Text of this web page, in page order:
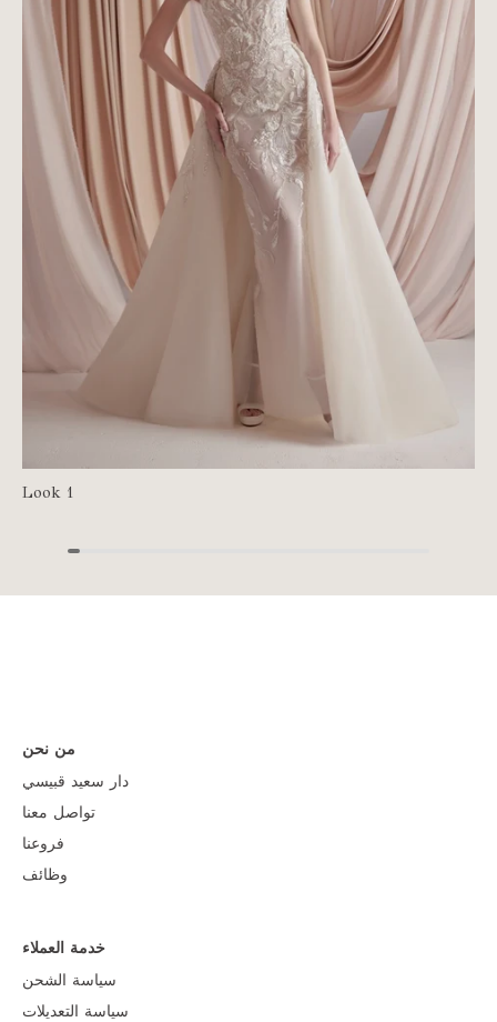
Look 1
من نحن
دار سعيد قبيسي
تواصل معنا
فروعنا
وظائف
خدمة العملاء
سياسة الشحن
سياسة التعديلات